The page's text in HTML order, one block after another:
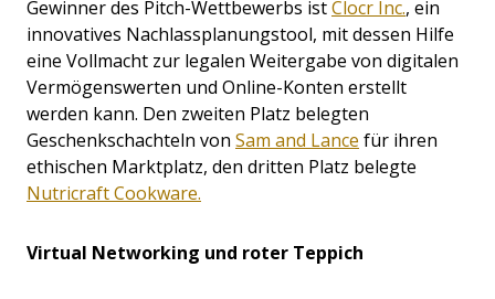
Gewinner des Pitch-Wettbewerbs istClocr Inc., ein
innovatives Nachlassplanungstool, mit dessen Hilfe
eine Vollmacht zur legalen Weitergabe von digitalen
Vermögenswerten und Online-Konten erstellt
werden kann. Den zweiten Platz belegten
Geschenkschachteln von Sam and Lance für ihren
ethischen Marktplatz, den dritten Platz belegte
Nutricraft Cookware.
Virtual Networking und roter Teppich